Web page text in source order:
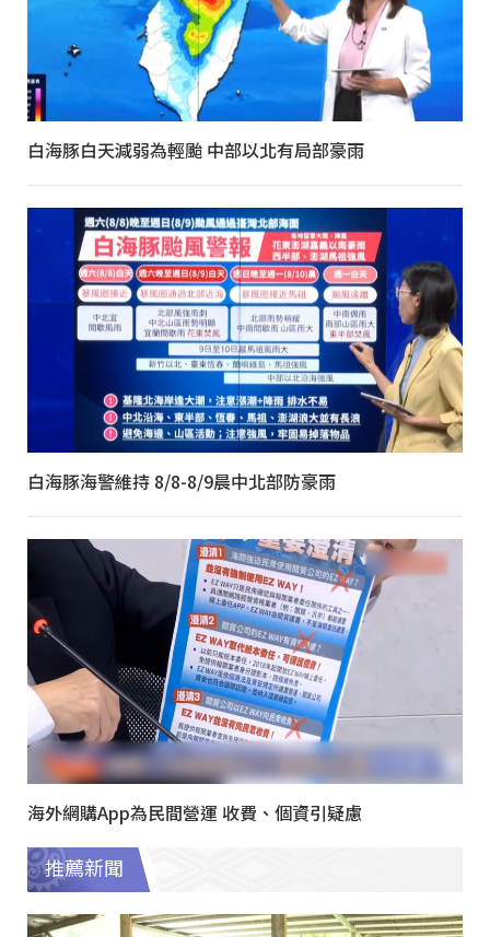
白海豚白天減弱為輕颱 中部以北有局部豪雨
白海豚海警維持 8/8-8/9晨中北部防豪雨
海外網購App為民間營運 收費、個資引疑慮
推薦新聞